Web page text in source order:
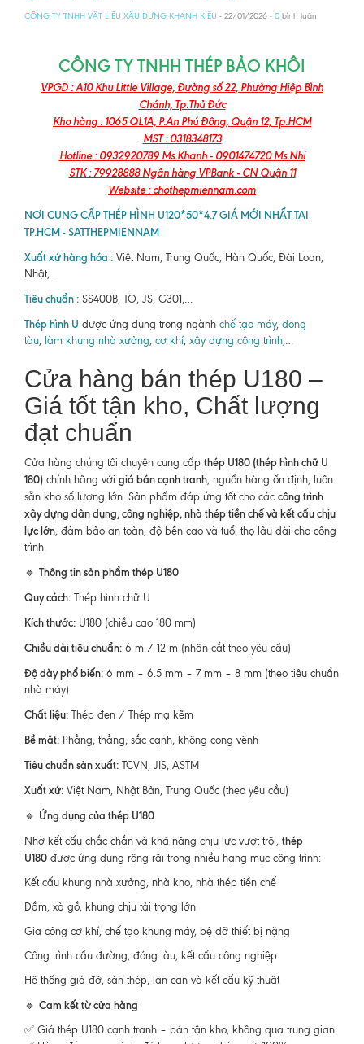
CÔNG TY TNHH VẬT LIỆU XÂU DỰNG KHANH KIỀU - 22/01/2026 - 0 bình luận
CÔNG TY TNHH THÉP BẢO KHÔI
VPGD : A10 Khu Little Village, Đường số 22, Phường Hiệp Bình
Chánh, Tp.Thủ Đức
Kho hàng : 1065 QL1A, P.An Phú Đông, Quận 12, Tp.HCM
MST : 0318348173
Hotline : 0932920789 Ms.Khanh - 0901474720 Ms.Nhi
STK : 79928888 Ngân hàng VPBank - CN Quận 11
Website : chothepmiennam.com
NƠI CUNG CẤP THÉP HÌNH U120*50*4.7 GIÁ MỚI NHẤT TAI
TP.HCM - SATTHEPMIENNAM
Xuất xứ hàng hóa : Việt Nam, Trung Quốc, Hàn Quốc, Đài Loan,
Nhật,…
Tiêu chuẩn : SS400B, TO, JS, G301,…
Thép hình U được ứng dụng trong ngành chế tạo máy, đóng
tàu, làm khung nhà xưởng, cơ khí, xây dựng công trình,…
Cửa hàng bán thép U180 –
Giá tốt tận kho, Chất lượng
đạt chuẩn
Cửa hàng chúng tôi chuyên cung cấp thép U180 (thép hình chữ U
180) chính hãng với giá bán cạnh tranh, nguồn hàng ổn định, luôn
sẵn kho số lượng lớn. Sản phẩm đáp ứng tốt cho các công trình
xây dựng dân dụng, công nghiệp, nhà thép tiền chế và kết cấu chịu
lực lớn, đảm bảo an toàn, độ bền cao và tuổi thọ lâu dài cho công
trình.
🔹 Thông tin sản phẩm thép U180
Quy cách: Thép hình chữ U
Kích thước: U180 (chiều cao 180 mm)
Chiều dài tiêu chuẩn: 6 m / 12 m (nhận cắt theo yêu cầu)
Độ dày phổ biến: 6 mm – 6.5 mm – 7 mm – 8 mm (theo tiêu chuẩn
nhà máy)
Chất liệu: Thép đen / Thép mạ kẽm
Bề mặt: Phẳng, thẳng, sắc cạnh, không cong vênh
Tiêu chuẩn sản xuất: TCVN, JIS, ASTM
Xuất xứ: Việt Nam, Nhật Bản, Trung Quốc (theo yêu cầu)
🔹 Ứng dụng của thép U180
Nhờ kết cấu chắc chắn và khả năng chịu lực vượt trội, thép
U180 được ứng dụng rộng rãi trong nhiều hạng mục công trình:
Kết cấu khung nhà xưởng, nhà kho, nhà thép tiền chế
Dầm, xà gồ, khung chịu tải trọng lớn
Gia công cơ khí, chế tạo khung máy, bệ đỡ thiết bị nặng
Công trình cầu đường, đóng tàu, kết cấu công nghiệp
Hệ thống giá đỡ, sàn thép, lan can và kết cấu kỹ thuật
🔹 Cam kết từ cửa hàng
✅ Giá thép U180 cạnh tranh – bán tận kho, không qua trung gian